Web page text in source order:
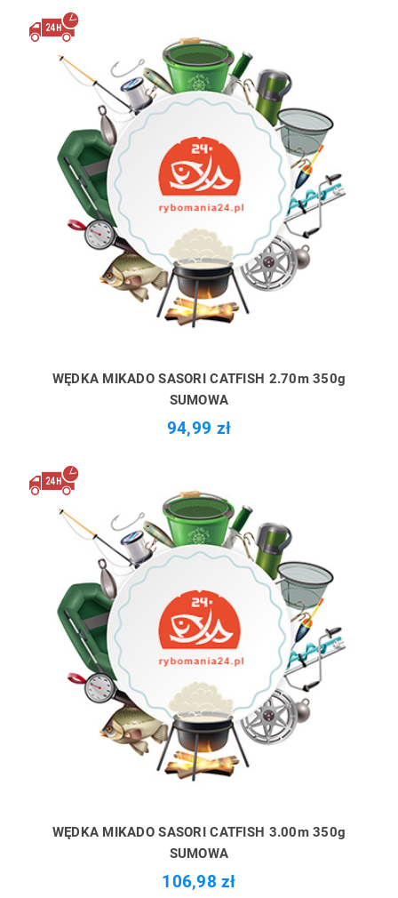
WĘDKA MIKADO SASORI CATFISH 2.70m 350g
SUMOWA
94,99 zł
WĘDKA MIKADO SASORI CATFISH 3.00m 350g
SUMOWA
106,98 zł